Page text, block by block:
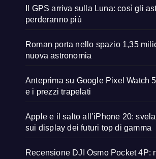
Il GPS arriva sulla Luna: così gli
perderanno più
Roman porta nello spazio 1,35
nuova astronomia
Anteprima su Google Pixel Watch
e i prezzi trapelati
Apple e il salto all’iPhone 20:
sui display dei futuri top di gamma
Recensione DJI Osmo Pocket 4P: